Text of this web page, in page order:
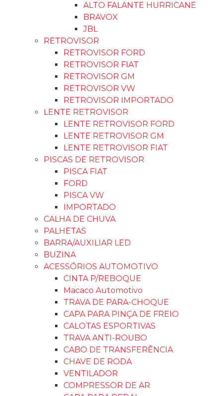
ALTO FALANTE HURRICANE
BRAVOX
JBL
RETROVISOR
RETROVISOR FORD
RETROVISOR FIAT
RETROVISOR GM
RETROVISOR VW
RETROVISOR IMPORTADO
LENTE RETROVISOR
LENTE RETROVISOR FORD
LENTE RETROVISOR GM
LENTE RETROVISOR FIAT
PISCAS DE RETROVISOR
PISCA FIAT
FORD
PISCA VW
IMPORTADO
CALHA DE CHUVA
PALHETAS
BARRA/AUXILIAR LED
BUZINA
ACESSÓRIOS AUTOMOTIVO
CINTA P/REBOQUE
Macaco Automotivo
TRAVA DE PARA-CHOQUE
CAPA PARA PINÇA DE FREIO
CALOTAS ESPORTIVAS
TRAVA ANTI-ROUBO
CABO DE TRANSFERÊNCIA
CHAVE DE RODA
VENTILADOR
COMPRESSOR DE AR